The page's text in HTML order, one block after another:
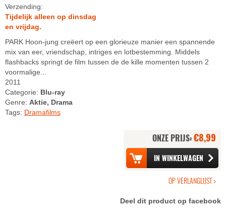
Verzending:
Tijdelijk alleen op dinsdag
en vrijdag.
PARK Hoon-jung creëert op een glorieuze manier een spannende
mix van eer, vriendschap, intriges en lotbestemming. Middels
flashbacks springt de film tussen de de kille momenten tussen 2
voormalige...
2011
Categorie: Blu-ray
Genre: Aktie, Drama
Tags: Dramafilms
ONZE PRIJS:€8,99
Deel dit product op facebook